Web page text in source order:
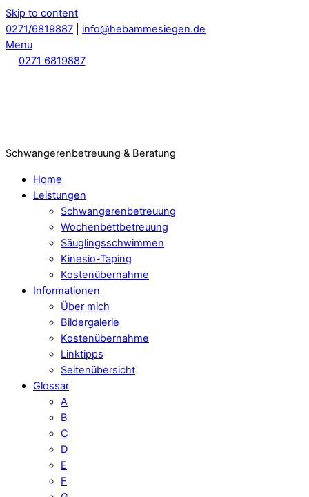
Skip to content
0271/6819887
info@hebammesiegen.de
Menu
0271 6819887
Schwangerenbetreuung & Beratung
Home
Leistungen
Schwangerenbetreuung
Wochenbettbetreuung
Säuglingsschwimmen
Kinesio-Taping
Kostenübernahme
Informationen
Über mich
Bildergalerie
Kostenübernahme
Linktipps
Seitenübersicht
Glossar
A
B
C
D
E
F